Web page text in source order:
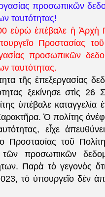
προσωπικῶν
ταυτότητας!
εὐρὼ ἐπέβαλε ἡ Ἀρχὴ
Προστασίας
προσωπικῶν
ταυτότητας.
τῆς ἐπεξεργασίας
ξεκίνησε στὶς 26
ὑπέβαλε καταγγελία
Ὁ πολίτης
εἶχε
τοῦ
τῶν προσωπικῶν
Παρὰ τὸ γεγονὸς
τὸ ὑπουργεῖο δὲν